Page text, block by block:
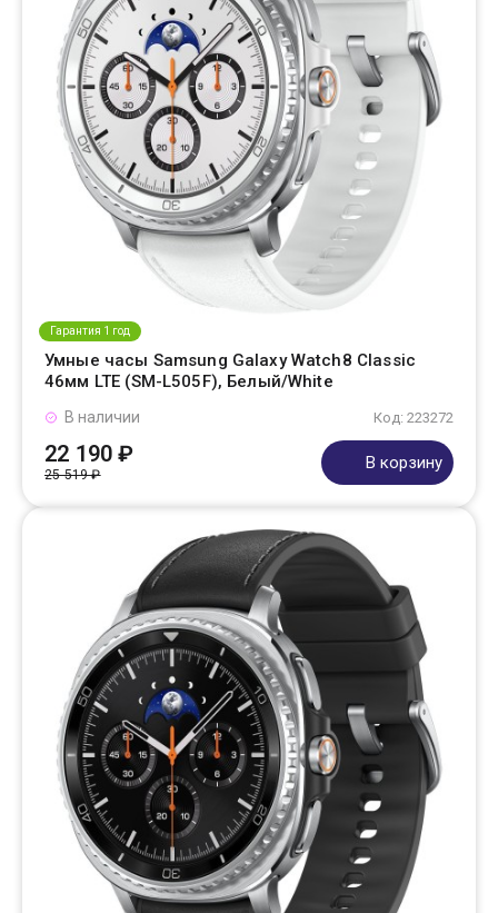
Гарантия 1 год
Умные часы Samsung Galaxy Watch8 Classic
46мм LTE (SM-L505F), Белый/White
Код: 223272
В наличии
22 190 ₽
25 519 ₽
В корзину